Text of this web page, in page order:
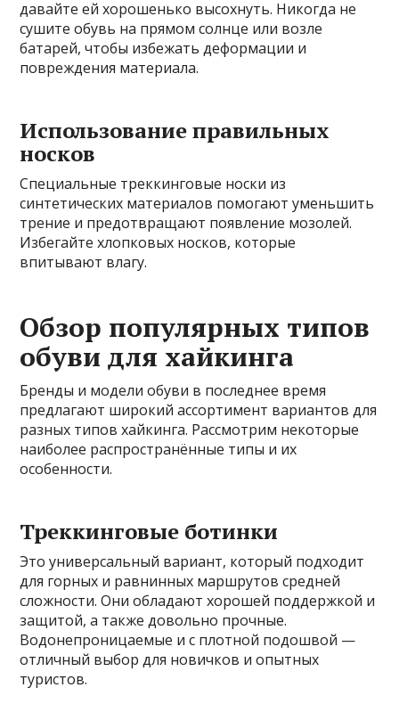
давайте ей хорошенько высохнуть. Никогда не
сушите обувь на прямом солнце или возле
батарей, чтобы избежать деформации и
повреждения материала.
Использование правильных
носков
Специальные треккинговые носки из
синтетических материалов помогают уменьшить
трение и предотвращают появление мозолей.
Избегайте хлопковых носков, которые
впитывают влагу.
Обзор популярных типов
обуви для хайкинга
Бренды и модели обуви в последнее время
предлагают широкий ассортимент вариантов для
разных типов хайкинга. Рассмотрим некоторые
наиболее распространённые типы и их
особенности.
Треккинговые ботинки
Это универсальный вариант, который подходит
для горных и равнинных маршрутов средней
сложности. Они обладают хорошей поддержкой и
защитой, а также довольно прочные.
Водонепроницаемые и с плотной подошвой —
отличный выбор для новичков и опытных
туристов.